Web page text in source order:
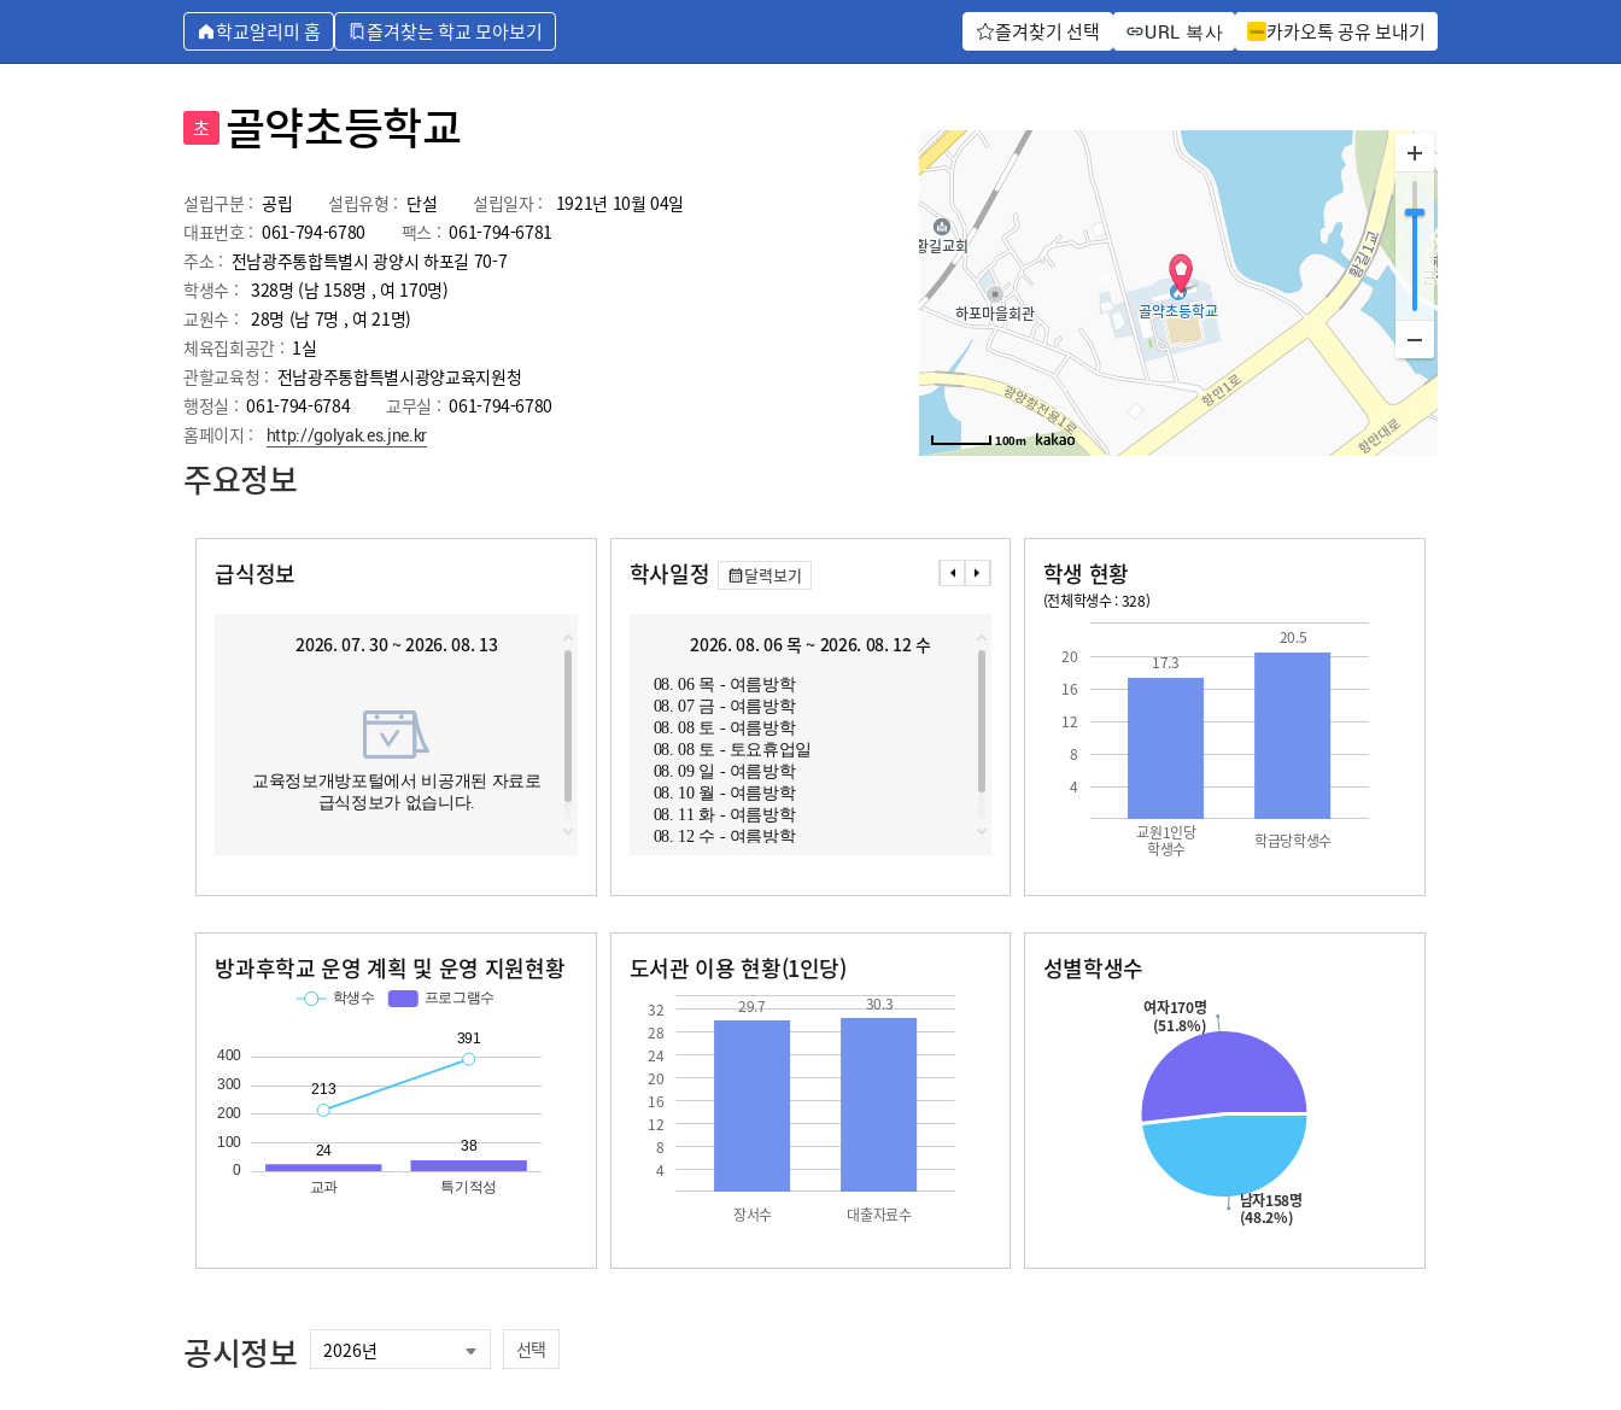
학교알리미 홈 즐겨찾는 학교 모아보기 즐겨찾기 선택 URL 복사 카카오톡 공유 보내기
초 골약초등학교
설립구분 : 공립 설립유형 : 단설 설립일자 :
1921년 10월 04일
대표번호 : 061-794-6780 팩스 : 061-794-6781
주소 : 전남광주통합특별시 광양시 하포길 70-7
학생수 : 328명 (남 158명 , 여 170명)
교원수 : 28명 (남 7명 , 여21명)
체육집회공간 : 1실
관할교육청 : 전남광주통합특별시광양교육지원청
행정실 : 061-794-6784 교무실 : 061-794-6780
홈페이지 :
http://golyak.es.jne.kr 100m
주요정보
급식정보
2026. 07. 30 ~ 2026. 08. 13
교육정보개방포털에서 비공개된 자료로
급식정보가 없습니다.
학사일정 달력보기
2026. 08. 06 목 ~ 2026. 08. 12 수
08. 06 목 - 여름방학
08. 07 금 - 여름방학
08. 08 토 - 여름방학
08. 08 토 - 토요휴업일
08. 09 일 - 여름방학
08. 10 월 - 여름방학
08. 11 화 - 여름방학
08. 12 수 - 여름방학
2026. 08. 13 목 ~ 2026. 08. 19 수
08. 13 목 - 여름방학
08. 15 토 - 여름방학
08. 15 토 - 광복절
08. 17 월 - 여름방학
08. 17 월 - 대체공휴일
08. 18 화 - 여름방학
08. 19 수 - 여름방학
학생 현황
(전체학생수 : 328)
4
8
12
16
20
교원1인당
학생수 학급당학생수
17.3
20.5
방과후학교 운영 계획 및 운영 지원현황 도서관 이용 현황(1인당)
4
8
12
16
20
24
28
32
장서수 대출자료수
29.7 30.3
성별학생수
남자158명
(48.2%)
여자170명
(51.8%)
공시정보 선택